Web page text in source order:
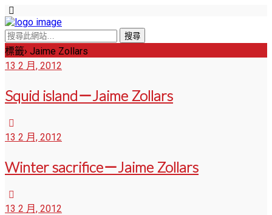
標籤› Jaime Zollars
13 2 月, 2012
Squid island－Jaime Zollars
13 2 月, 2012
Winter sacrifice－Jaime Zollars
13 2 月, 2012